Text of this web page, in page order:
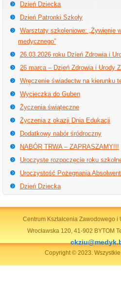
Dzień Dziecka
Dzień Patronki Szkoły
Warsztaty szkoleniowe: „Żywienie
medycznego”
26.03.2026 roku Dzień Zdrowia i
26 marca – Dzień Zdrowia i Urody
Wręczenie świadectw na kierunku
Wycieczka do Guben
Życzenia świąteczne
Życzenia z okazji Dnia Edukacji
Dodatkowy nabór śródroczny
NABÓR TRWA – ZAPRASZAMY!!!
Uroczyste rozpoczęcie roku
Uroczystość Pożegnania
Dzień Dziecka
Centrum Kształcenia Zawodowego
Wrocławska 120, 41-902 BYTOM
Copyright © 2023.